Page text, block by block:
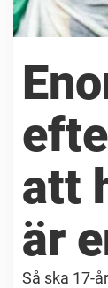
att
är
Så ska 17-